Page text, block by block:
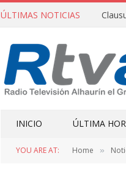
ÚLTIMAS NOTICIAS
INICIO ÚLTIMA
YOU ARE AT: Home »